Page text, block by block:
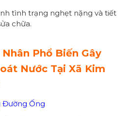
tình trạng nghẹt nặng và tiết
chữa.
Phổ Biến Gây
Nước Tại Xã Kim
Đường Ống